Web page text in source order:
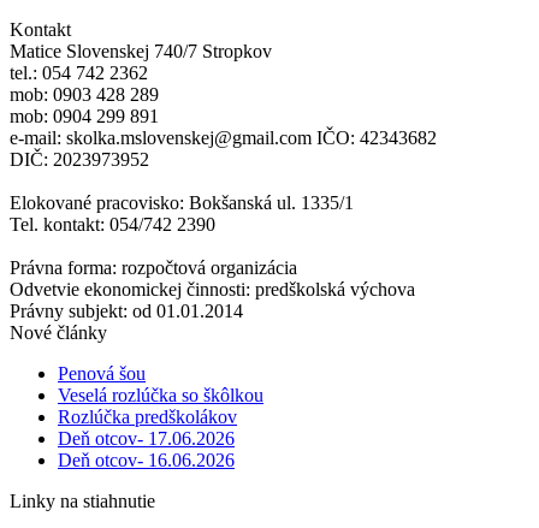
Kontakt
Matice Slovenskej 740/7 Stropkov
tel.: 054 742 2362
mob: 0903 428 289
mob: 0904 299 891
e-mail: skolka.mslovenskej@gmail.com IČO: 42343682
DIČ: 2023973952
Elokované pracovisko: Bokšanská ul. 1335/1
Tel. kontakt: 054/742 2390
Právna forma: rozpočtová organizácia
Odvetvie ekonomickej činnosti: predškolská výchova
Právny subjekt: od 01.01.2014
Nové články
Penová šou
Veselá rozlúčka so škôlkou
Rozlúčka predškolákov
Deň otcov- 17.06.2026
Deň otcov- 16.06.2026
Linky na stiahnutie